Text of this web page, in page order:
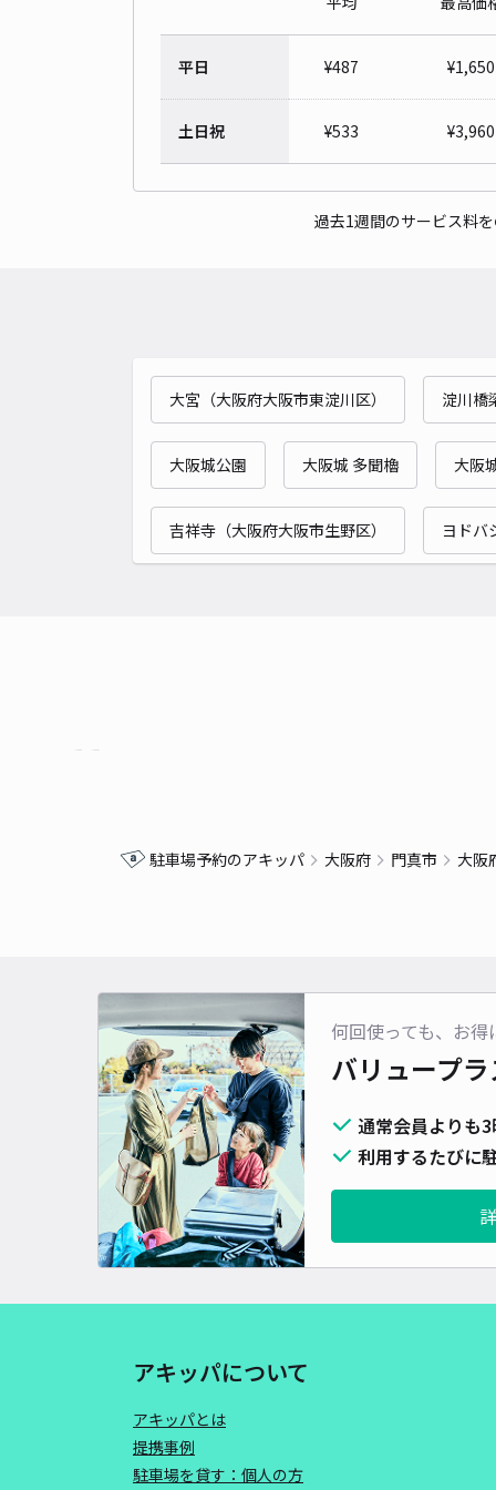
平日 ¥487 ¥1,650
土日祝 ¥533 ¥3,960
過去1週間のサービス料
大宮（大阪府大阪市東淀川区） 淀川橋
大阪城公園 大阪城 多聞櫓 大阪
吉祥寺（大阪府大阪市生野区） ヨドバ
駐車場予約のアキッパ 大阪府 門真市 大阪
何回使っても、お得
バリュープ
通常会員よりも
利用するたびに
アキッパについて
アキッパとは
提携事例
駐車場を貸す：個人の方